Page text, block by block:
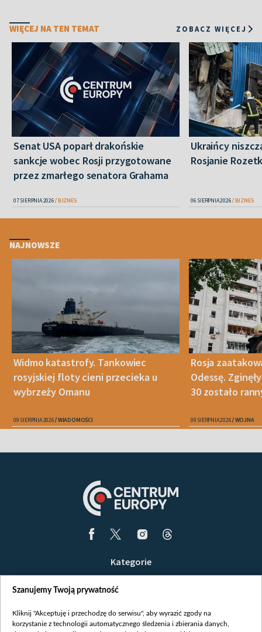
WIĘCEJ NA TEN TEMAT ZOBACZ WIĘCEJ
Senat USA poparł drakońskie
sankcje wobec Rosji przygotowane
przez zmarłego senatora Grahama
07 SIERPNIA 2026 BIZNES
Ukraińcy
Rosjanie
06 SIERPNIA 2026 BIZNES
NAJNOWSZE
Widmo katastrofy. Tankowiec
rosyjskiej floty cieni przecieka u
wybrzeży Omanu
09 SIERPNIA 2026 WIADOMOŚCI
Rosja
Odessę.
30 zostało
09 SIERPNIA 2026 WOJNA
Kategorie
Opinie
Białoruś / Polska
Szanujemy Twoją prywatność
Kliknij "Akceptuję i przechodzę do serwisu", aby wyrazić zgody na
korzystanie z technologii automatycznego śledzenia i zbierania danych,